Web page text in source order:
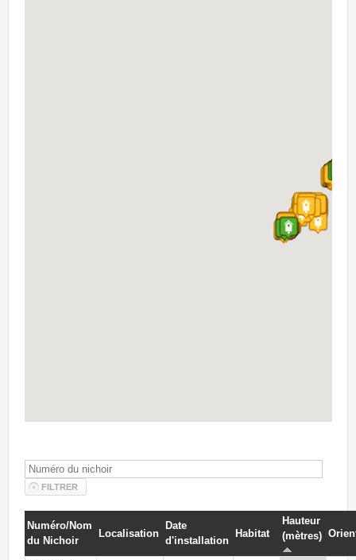
Numéro/Nom
du Nichoir
Localisation
Date
d'installation
Habitat
Hauteur
(mètres)